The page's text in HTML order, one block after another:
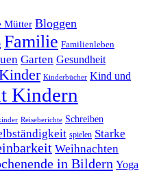
Mütter Bloggen
Familie Familienleben
Garten Gesundheit
Kinderbücher Kind und
Kindern
Reiseberichte Schreiben
spielen Starke
Weihnachten
in Bildern Yoga